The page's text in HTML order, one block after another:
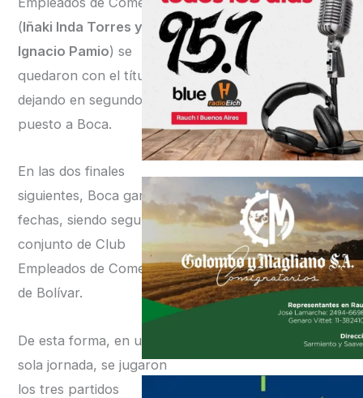
(Iñaki Inda Torres y Juan
Ignacio Pamio) se
quedaron con el título,
dejando en segundo
puesto a Boca.
En las dos finales
siguientes, Boca ganó las
fechas, siendo segundo el
conjunto de Club
Empleados de Comercio
de Bolívar.
De esta forma, en una
sola jornada, se jugaron
los tres partidos